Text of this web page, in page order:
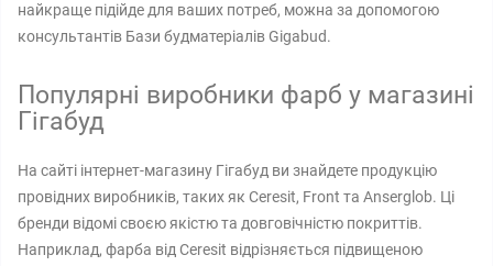
найкраще підійде для ваших потреб, можна за допомогою
консультантів Бази будматеріалів Gigabud.
Популярні виробники фарб у магазині
Гігабуд
На сайті інтернет-магазину Гігабуд ви знайдете продукцію
провідних виробників, таких як Ceresit, Front та Anserglob. Ці
бренди відомі своєю якістю та довговічністю покриттів.
Наприклад, фарба від Ceresit відрізняється підвищеною